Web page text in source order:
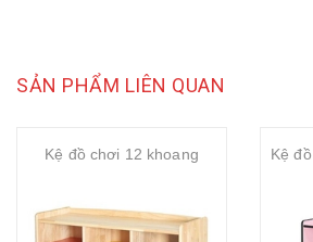
SẢN PHẨM LIÊN QUAN
Kệ đồ chơi 12 khoang